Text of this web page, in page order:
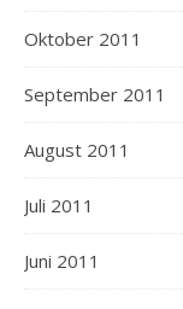
Oktober 2011
September 2011
August 2011
Juli 2011
Juni 2011